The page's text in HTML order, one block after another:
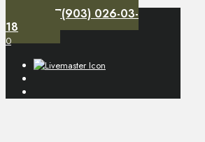
+7(903) 026-03-
18
0